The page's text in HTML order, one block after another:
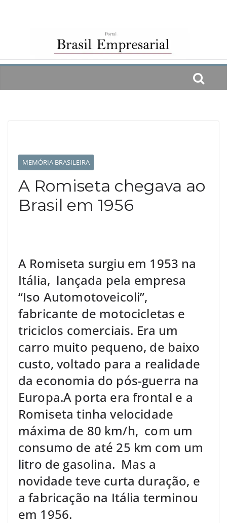
MEMÓRIA BRASILEIRA
A Romiseta chegava ao
Brasil em 1956
A Romiseta surgiu em 1953 na
Itália, lançada pela empresa
“Iso Automotoveicoli”,
fabricante de motocicletas e
triciclos comerciais. Era um
carro muito pequeno, de baixo
custo, voltado para a realidade
da economia do pós-guerra na
Europa.A porta era frontal e a
Romiseta tinha velocidade
máxima de 80 km/h, com um
consumo de até 25 km com um
litro de gasolina. Mas a
novidade teve curta duração, e
a fabricação na Itália terminou
em 1956.